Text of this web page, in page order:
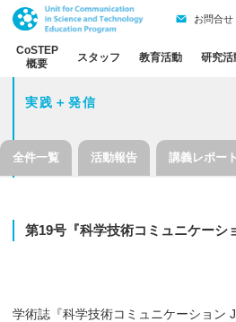
CoSTEP
概要
スタッフ 教育活動 研究活
お問合せ
実践＋発信
全件一覧 活動報告 講義レポート
第19号 『科学技術コミュニケーシ
学術誌『科学技術コミュニケーション